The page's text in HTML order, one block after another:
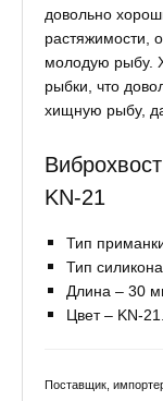
довольно
растяжимости,
молодую рыбу.
рыбки, что
хищную рыбу,
KN-21
Тип
Тип
Длина – 30
Цвет – KN-21.
Поставщик,